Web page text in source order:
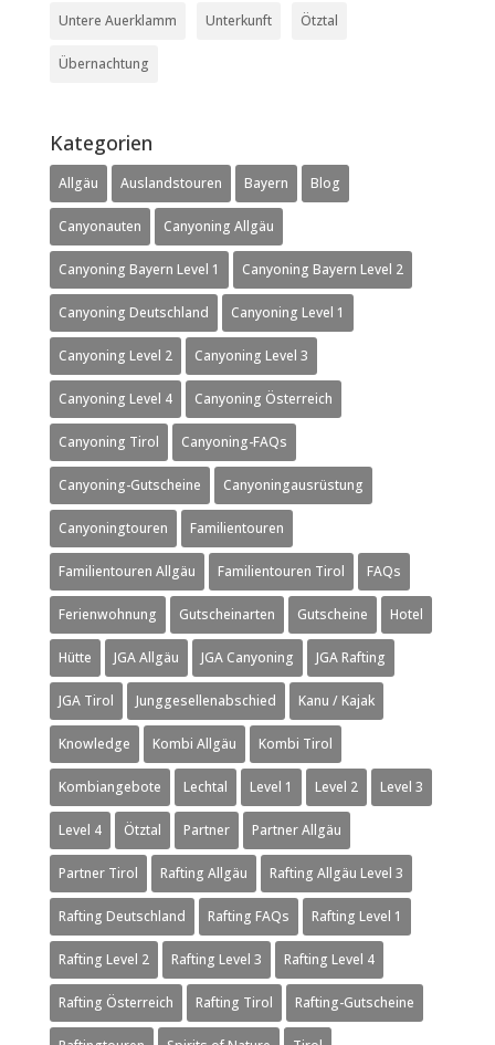
Untere Auerklamm Unterkunft Ötztal
Übernachtung
Kategorien
Allgäu Auslandstouren Bayern Blog
Canyonauten Canyoning Allgäu
Canyoning Bayern Level 1 Canyoning Bayern Level 2
Canyoning Deutschland Canyoning Level 1
Canyoning Level 2 Canyoning Level 3
Canyoning Level 4 Canyoning Österreich
Canyoning Tirol Canyoning-FAQs
Canyoning-Gutscheine Canyoningausrüstung
Canyoningtouren Familientouren
Familientouren Allgäu Familientouren Tirol FAQs
Ferienwohnung Gutscheinarten Gutscheine Hotel
Hütte JGA Allgäu JGA Canyoning JGA Rafting
JGA Tirol Junggesellenabschied Kanu / Kajak
Knowledge Kombi Allgäu Kombi Tirol
Kombiangebote Lechtal Level 1 Level 2 Level 3
Level 4 Ötztal Partner Partner Allgäu
Partner Tirol Rafting Allgäu Rafting Allgäu Level 3
Rafting Deutschland Rafting FAQs Rafting Level 1
Rafting Level 2 Rafting Level 3 Rafting Level 4
Rafting Österreich Rafting Tirol Rafting-Gutscheine